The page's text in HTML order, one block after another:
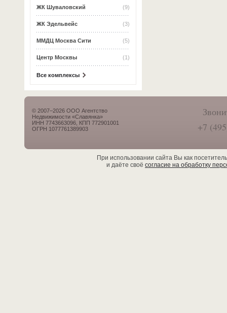
(9)
ЖК Шуваловский
(3)
ЖК Эдельвейс
(5)
ММДЦ Москва Сити
(1)
Центр Москвы
Все комплексы
© 2007–2026 ООО Агентство
Недвижимости «Славянка»
ИНН 7743663096, КПП 772901001
ОГРН 1077761389903
+7
При использовании сайта Вы как
и даёте своё согласие на обработку